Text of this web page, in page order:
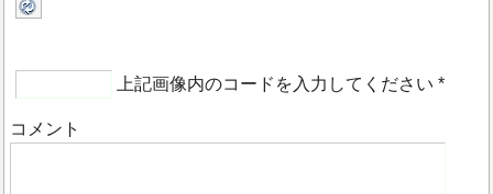
上記画像内のコードを入力してください *
コメント